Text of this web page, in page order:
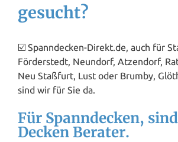
gesucht?
☑️ Spanndecken-Direkt.de, auch für
Förderstedt, Neundorf, Atzendorf,
Neu Staßfurt, Lust oder Brumby,
sind wir für Sie da.
Für Spanndecken,
Decken Berater.